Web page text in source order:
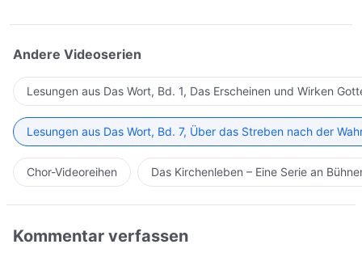
Andere Videoserien
Lesungen aus Das Wort, Bd. 1, Das Erscheinen und Wirken
Lesungen aus Das Wort, Bd. 7, Über das Streben nach der
Chor-Videoreihen Das Kirchenleben – Eine Serie an
Kommentar verfassen